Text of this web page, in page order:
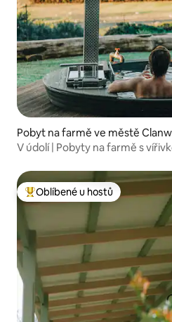
Pobyt na farmě ve městě
V údolí | Pobyty na farmě s
Nejlepší v kategorii Oblíbené u
Oblíbené u hostů